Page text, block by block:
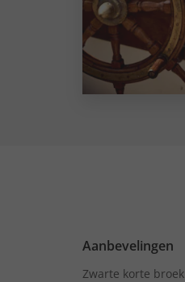
Aanbevelingen
Zwarte korte broek